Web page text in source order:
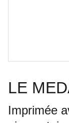
LE
Imprimée